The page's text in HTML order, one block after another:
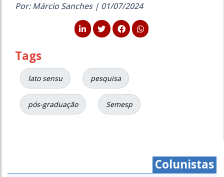
Por: Márcio Sanches | 01/07/2024
Tags
lato sensu pesquisa
pós-graduação Semesp
Colunistas